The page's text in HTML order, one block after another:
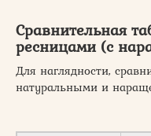
Сравнительная
ресницами (с
Для наглядности,
натуральными и